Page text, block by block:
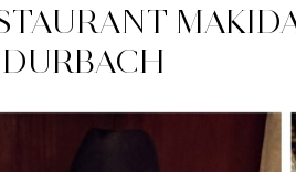
DURBACH